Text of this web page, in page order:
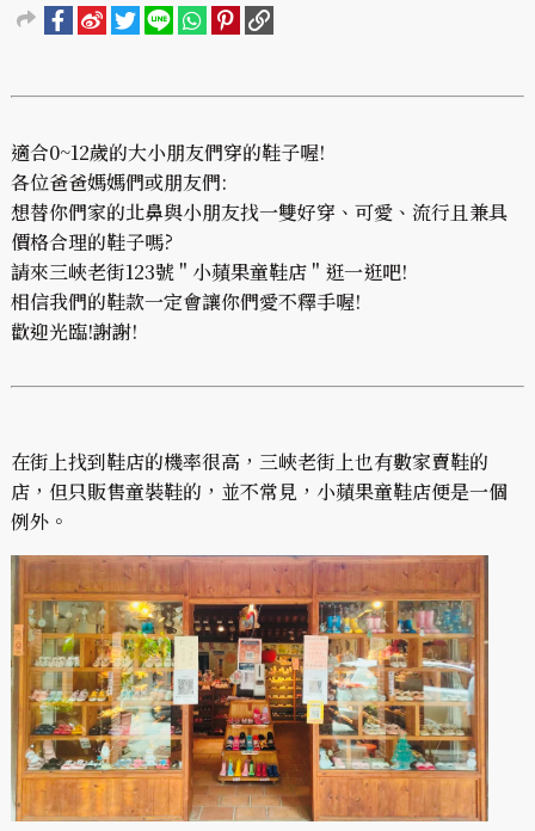
適合0~12歲的大小朋友們穿的鞋子喔!
各位爸爸媽媽們或朋友們:
想替你們家的北鼻與小朋友找一雙好穿、可愛、流行且兼具
價格合理的鞋子嗎?
請來三峽老街123號 " 小蘋果童鞋店 " 逛一逛吧!
相信我們的鞋款一定會讓你們愛不釋手喔!
歡迎光臨!謝謝!
在街上找到鞋店的機率很高，三峽老街上也有數家賣鞋的
店，但只販售童裝鞋的，並不常見，小蘋果童鞋店便是一個
例外。